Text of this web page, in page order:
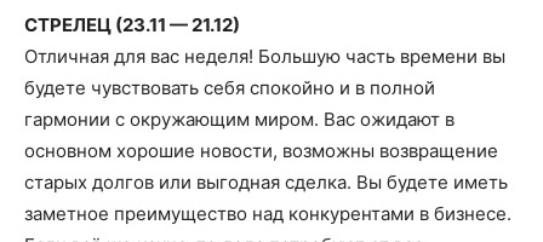
СТРЕЛЕЦ (23.11 — 21.12)
Отличная для вас неделя! Большую часть времени вы
будете чувствовать себя спокойно и в полной
гармонии с окружающим миром. Вас ожидают в
основном хорошие новости, возможны возвращение
старых долгов или выгодная сделка. Вы будете иметь
заметное преимущество над конкурентами в бизнесе.